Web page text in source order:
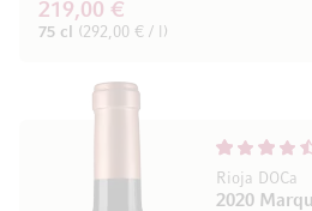
219,00 €
75 cl (292,00 € / l)
Rioja DOCa
2020